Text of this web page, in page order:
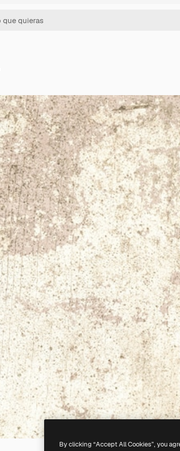
By clicking “Accept All Cookies”, you